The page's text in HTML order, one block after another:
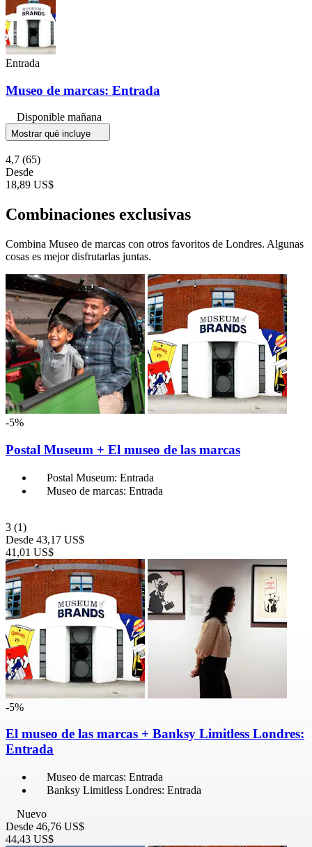
Entrada
Museo de marcas: Entrada
Disponible mañana
Mostrar qué incluye
4,7 (65)
Desde
18,89 US$
Combinaciones exclusivas
Combina Museo de marcas con otros favoritos de Londres. Algunas
cosas es mejor disfrutarlas juntas.
-5%
Postal Museum + El museo de las marcas
Postal Museum: Entrada
Museo de marcas: Entrada
3 (1)
Desde 43,17 US$
41,01 US$
-5%
El museo de las marcas + Banksy Limitless Londres:
Entrada
Museo de marcas: Entrada
Banksy Limitless Londres: Entrada
Nuevo
Desde 46,76 US$
44,43 US$